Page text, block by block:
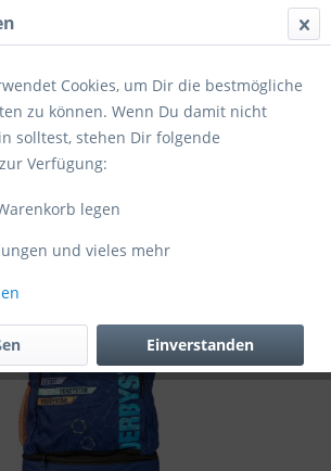
BSC Güls)
Cookies, um Dir die bestmögliche
zu können. Wenn Du damit nicht
solltest, stehen Dir folgende
Verfügung:
legen
und vieles mehr
Einverstanden